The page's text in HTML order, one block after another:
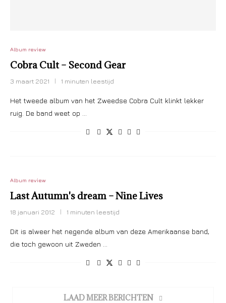
Album review
Cobra Cult – Second Gear
3 maart 2021 1 minuten leestijd
Het tweede album van het Zweedse Cobra Cult klinkt lekker
ruig. De band weet op …
Album review
Last Autumn's dream – Nine Lives
18 januari 2012 1 minuten leestijd
Dit is alweer het negende album van deze Amerikaanse band,
die toch gewoon uit Zweden …
LAAD MEER BERICHTEN